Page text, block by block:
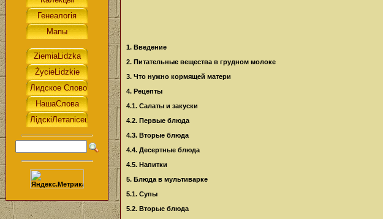
1. Введение
2. Питательные вещества в грудном молоке
3. Что нужно кормящей матери
4. Рецепты
4.1. Салаты и закуски
4.2. Первые блюда
4.3. Вторые блюда
4.4. Десертные блюда
4.5. Напитки
5. Блюда в мультиварке
5.1. Супы
5.2. Вторые блюда